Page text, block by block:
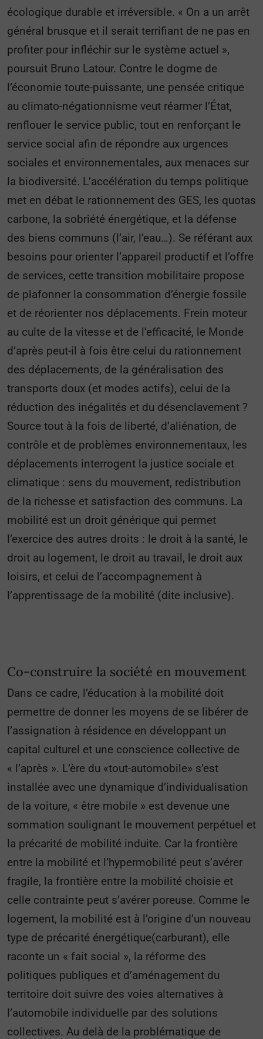
écologique durable et irréversible. « On a un arrêt
général brusque et il serait terrifiant de ne pas en
profiter pour infléchir sur le système actuel »,
poursuit Bruno Latour. Contre le dogme de
l’économie toute-puissante, une pensée critique
au climato-négationnisme veut réarmer l’État,
renflouer le service public, tout en renforçant le
service social afin de répondre aux urgences
sociales et environnementales, aux menaces sur
la biodiversité. L’accélération du temps politique
met en débat le rationnement des GES, les quotas
carbone, la sobriété énergétique, et la défense
des biens communs (l’air, l’eau…). Se référant aux
besoins pour orienter l’appareil productif et l’offre
de services, cette transition mobilitaire propose
de plafonner la consommation d’énergie fossile
et de réorienter nos déplacements. Frein moteur
au culte de la vitesse et de l’efficacité, le Monde
d’après peut-il à fois être celui du rationnement
des déplacements, de la généralisation des
transports doux (et modes actifs), celui de la
réduction des inégalités et du désenclavement ?
Source tout à la fois de liberté, d’aliénation, de
contrôle et de problèmes environnementaux, les
déplacements interrogent la justice sociale et
climatique : sens du mouvement, redistribution
de la richesse et satisfaction des communs. La
mobilité est un droit générique qui permet
l’exercice des autres droits : le droit à la santé, le
droit au logement, le droit au travail, le droit aux
loisirs, et celui de l’accompagnement à
l’apprentissage de la mobilité (dite inclusive).
Co-construire la société en mouvement
Dans ce cadre, l’éducation à la mobilité doit
permettre de donner les moyens de se libérer de
l’assignation à résidence en développant un
capital culturel et une conscience collective de
« l’après ». L’ère du «tout-automobile» s’est
installée avec une dynamique d’individualisation
de la voiture, « être mobile » est devenue une
sommation soulignant le mouvement perpétuel et
la précarité de mobilité induite. Car la frontière
entre la mobilité et l’hypermobilité peut s’avérer
fragile, la frontière entre la mobilité choisie et
celle contrainte peut s’avérer poreuse. Comme le
logement, la mobilité est à l’origine d’un nouveau
type de précarité énergétique(carburant), elle
raconte un « fait social », la réforme des
politiques publiques et d’aménagement du
territoire doit suivre des voies alternatives à
l’automobile individuelle par des solutions
collectives. Au delà de la problématique de